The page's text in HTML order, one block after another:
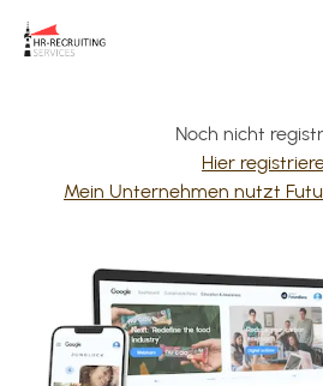
Noch nicht
Hier
Mein Unternehmen nutzt